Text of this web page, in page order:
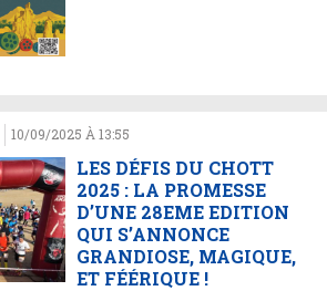
10/09/2025 À 13:55
LES DÉFIS DU CHOTT
2025 : LA PROMESSE
D’UNE 28EME EDITION
QUI S’ANNONCE
GRANDIOSE, MAGIQUE,
ET FÉÉRIQUE !